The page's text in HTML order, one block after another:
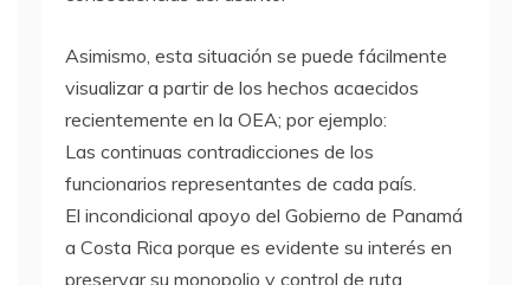
Asimismo, esta situación se puede fácilmente
visualizar a partir de los hechos acaecidos
recientemente en la OEA; por ejemplo:
Las continuas contradicciones de los
funcionarios representantes de cada país.
El incondicional apoyo del Gobierno de Panamá
a Costa Rica porque es evidente su interés en
preservar su monopolio y control de ruta